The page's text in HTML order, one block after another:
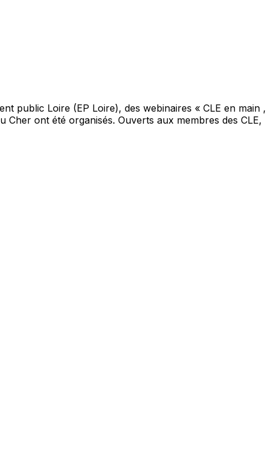
public Loire (EP Loire), des webinaires « CLE en main ,
Cher ont été organisés. Ouverts aux membres des CLE,